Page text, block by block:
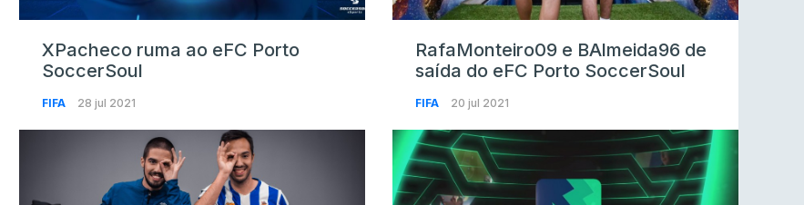
XPacheco ruma ao eFC Porto
SoccerSoul
FIFA 28 jul 2021
RafaMonteiro09 e BAlmeida96 de
saída do eFC Porto SoccerSoul
FIFA 20 jul 2021